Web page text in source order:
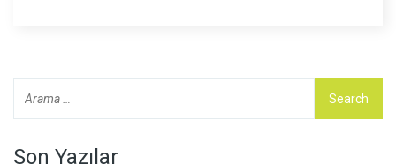
uygulama şeklini detaylarıyla sizlerle paylaşacağım. Hadi bu
ilginç masaj tekniğini birlikte keşfedelim!
Son Yazılar